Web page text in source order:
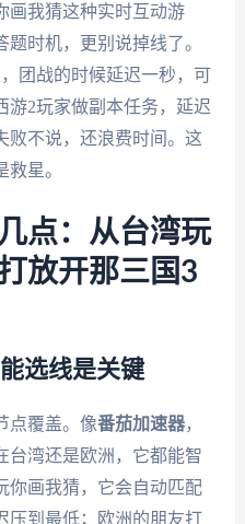
画我猜这种实时互动游
时机，更别说掉线了。
团战的时候延迟一秒，可
游2玩家做副本任务，延迟
败不说，还浪费时间。这
星。
点：从台湾玩
放开那三国3
选线是关键
点覆盖。像番茄加速器，
台湾还是欧洲，它都能智
你画我猜，它会自动匹配
压到最低；欧洲的朋友打